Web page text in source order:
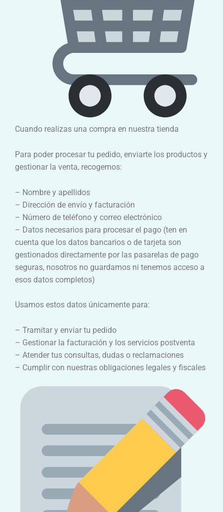
Cuando realizas una compra en nuestra tienda
Para poder procesar tu pedido, enviarte los productos y
gestionar la venta, recogemos:
– Nombre y apellidos
– Dirección de envío y facturación
– Número de teléfono y correo electrónico
– Datos necesarios para procesar el pago (ten en
cuenta que los datos bancarios o de tarjeta son
gestionados directamente por las pasarelas de pago
seguras, nosotros no guardamos ni tenemos acceso a
esos datos completos)
Usamos estos datos únicamente para:
– Tramitar y enviar tu pedido
– Gestionar la facturación y los servicios postventa
– Atender tus consultas, dudas o reclamaciones
– Cumplir con nuestras obligaciones legales y fiscales